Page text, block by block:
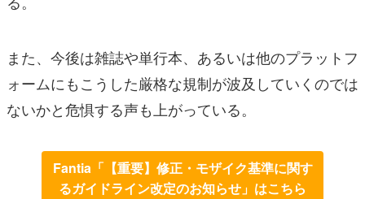
また、今後は雑誌や単行本、あるいは他のプラットフ
ォームにもこうした厳格な規制が波及していくのでは
ないかと危惧する声も上がっている。
Fantia「【重要】修正・モザイク基準に関す
るガイドライン改定のお知らせ」はこちら